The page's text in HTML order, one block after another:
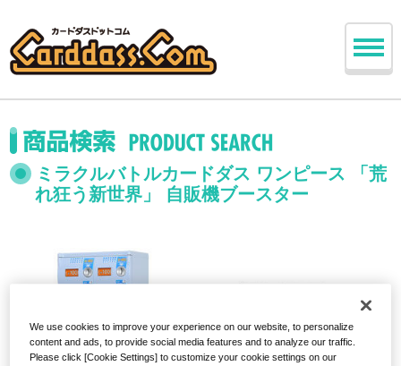
ミラクルバトルカードダス ワンピース 「荒
れ狂う新世界」 自販機ブースター
We use cookies to improve your experience on our website, to personalize
content and ads, to provide social media features and to analyze our traffic.
Please click [Cookie Settings] to customize your cookie settings on our